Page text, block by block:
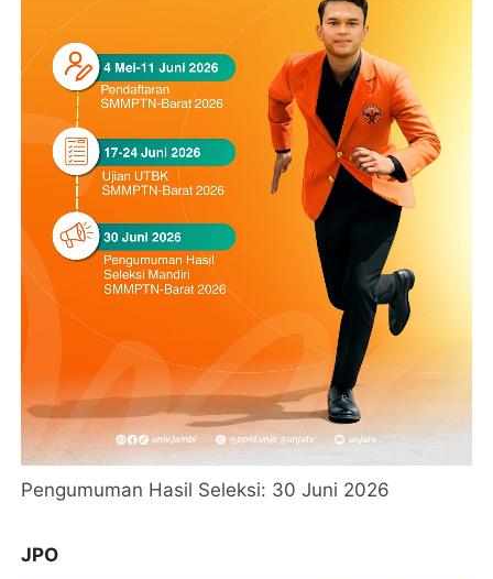
Pengumuman Hasil Seleksi: 30 Juni 2026
JPO